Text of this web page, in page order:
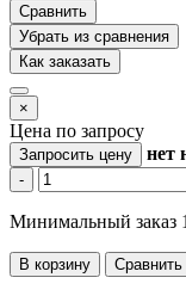
Сравнить
Убрать из сравнения
Как заказать
×
Цена по запросу
Запросить цену нет
-
Минимальный заказ
В корзину Сравнить